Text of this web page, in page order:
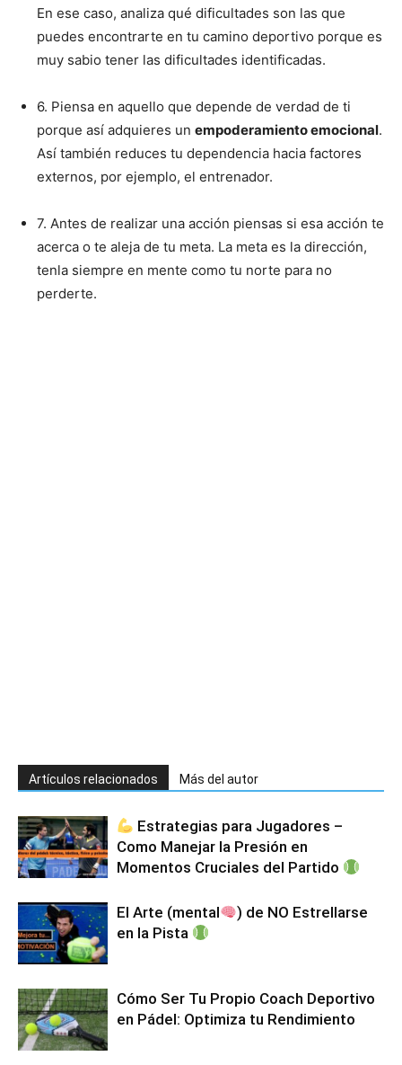
En ese caso, analiza qué dificultades son las que
puedes encontrarte en tu camino deportivo porque es
muy sabio tener las dificultades identificadas.
6. Piensa en aquello que depende de verdad de ti
porque así adquieres un empoderamiento emocional.
Así también reduces tu dependencia hacia factores
externos, por ejemplo, el entrenador.
7. Antes de realizar una acción piensas si esa acción te
acerca o te aleja de tu meta. La meta es la dirección,
tenla siempre en mente como tu norte para no
perderte.
Artículos relacionados Más del autor
Estrategias para Jugadores –
Como Manejar la Presión en
Momentos Cruciales del Partido
El Arte (mental
) de NO Estrellarse
en la Pista
Cómo Ser Tu Propio Coach Deportivo
en Pádel: Optimiza tu Rendimiento